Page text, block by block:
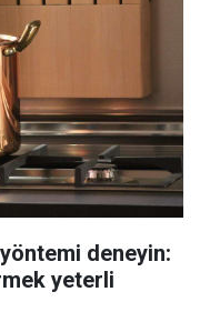
deneyin:
yeterli